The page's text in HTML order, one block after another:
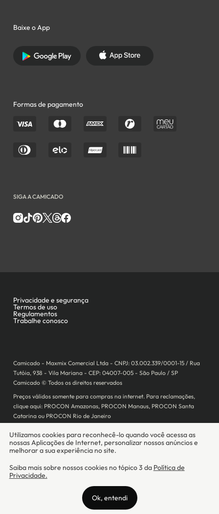
Camicado - Maxmix Comercial Ltda - CNPJ: 03.002.339/0001-15 / Rua
Tutóia, 938 - Vila Mariana - CEP: 04007-005 - São Paulo / SP
Camicado © Todos os direitos reservados
Preços válidos somente para compras na internet. Para reclamações,
clique aqui: PROCON Amazonas, PROCON Manaus, PROCON Santa
Catarina ou PROCON Rio de Janeiro
prestando os serviços de abertura de conta pós-paga (cartões de
crédito), conforme a regulação vigente.